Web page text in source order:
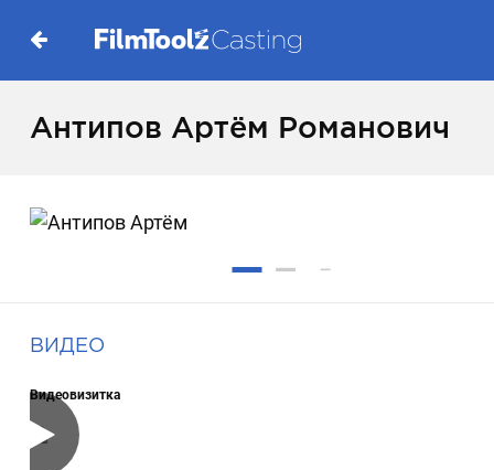
Антипов Артём Романович
ВИДЕО
Видеовизитка